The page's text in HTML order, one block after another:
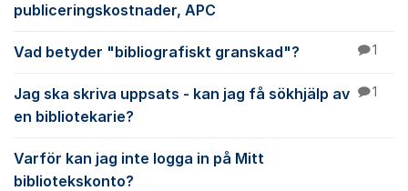
publiceringskostnader, APC
Vad betyder "bibliografiskt granskad"? 1
Jag ska skriva uppsats - kan jag få sökhjälp av
en bibliotekarie?
1
Varför kan jag inte logga in på Mitt
bibliotekskonto?